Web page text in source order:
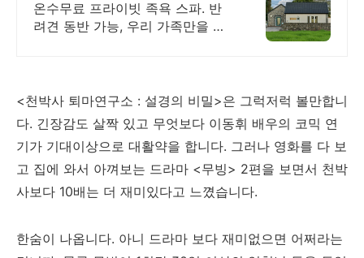
소 제주 돌담감성, 반려견 환영
온수무료 프라이빗 족욕 스파. 반
려견 동반 가능, 우리 가족만을 위
<천박사 퇴마연구소 : 설경의 비밀>은 그럭저럭 볼만합니
다. 긴장감도 살짝 있고 무엇보다 이동휘 배우의 코믹 연
기가 기대이상으로 대활약을 합니다. 그러나 영화를 다 보
고 집에 와서 아껴보는 드라마 <무빙> 2편을 보면서 천박
사보다 10배는 더 재미있다고 느꼈습니다.
한숨이 나옵니다. 아니 드라마 보다 재미없으면 어쩌라는